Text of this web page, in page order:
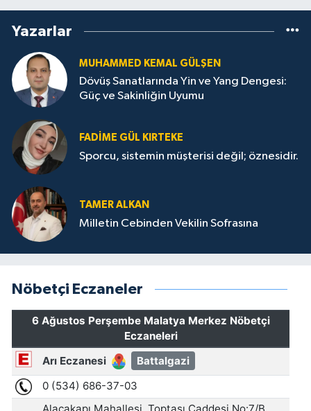
Yazarlar
MUHAMMED KEMAL GÜLŞEN
Dövüş Sanatlarında Yin ve Yang Dengesi:
Güç ve Sakinliğin Uyumu
FADIME GÜL KIRTEKE
Sporcu, sistemin müşterisi değil; öznesidir.
TAMER ALKAN
Milletin Cebinden Vekilin Sofrasına
Nöbetçi Eczaneler